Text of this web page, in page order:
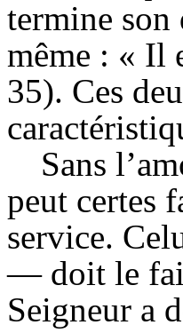
termine son
même : « Il
35). Ces
Sans
peut certes
service.
— doit le
Seigneur a